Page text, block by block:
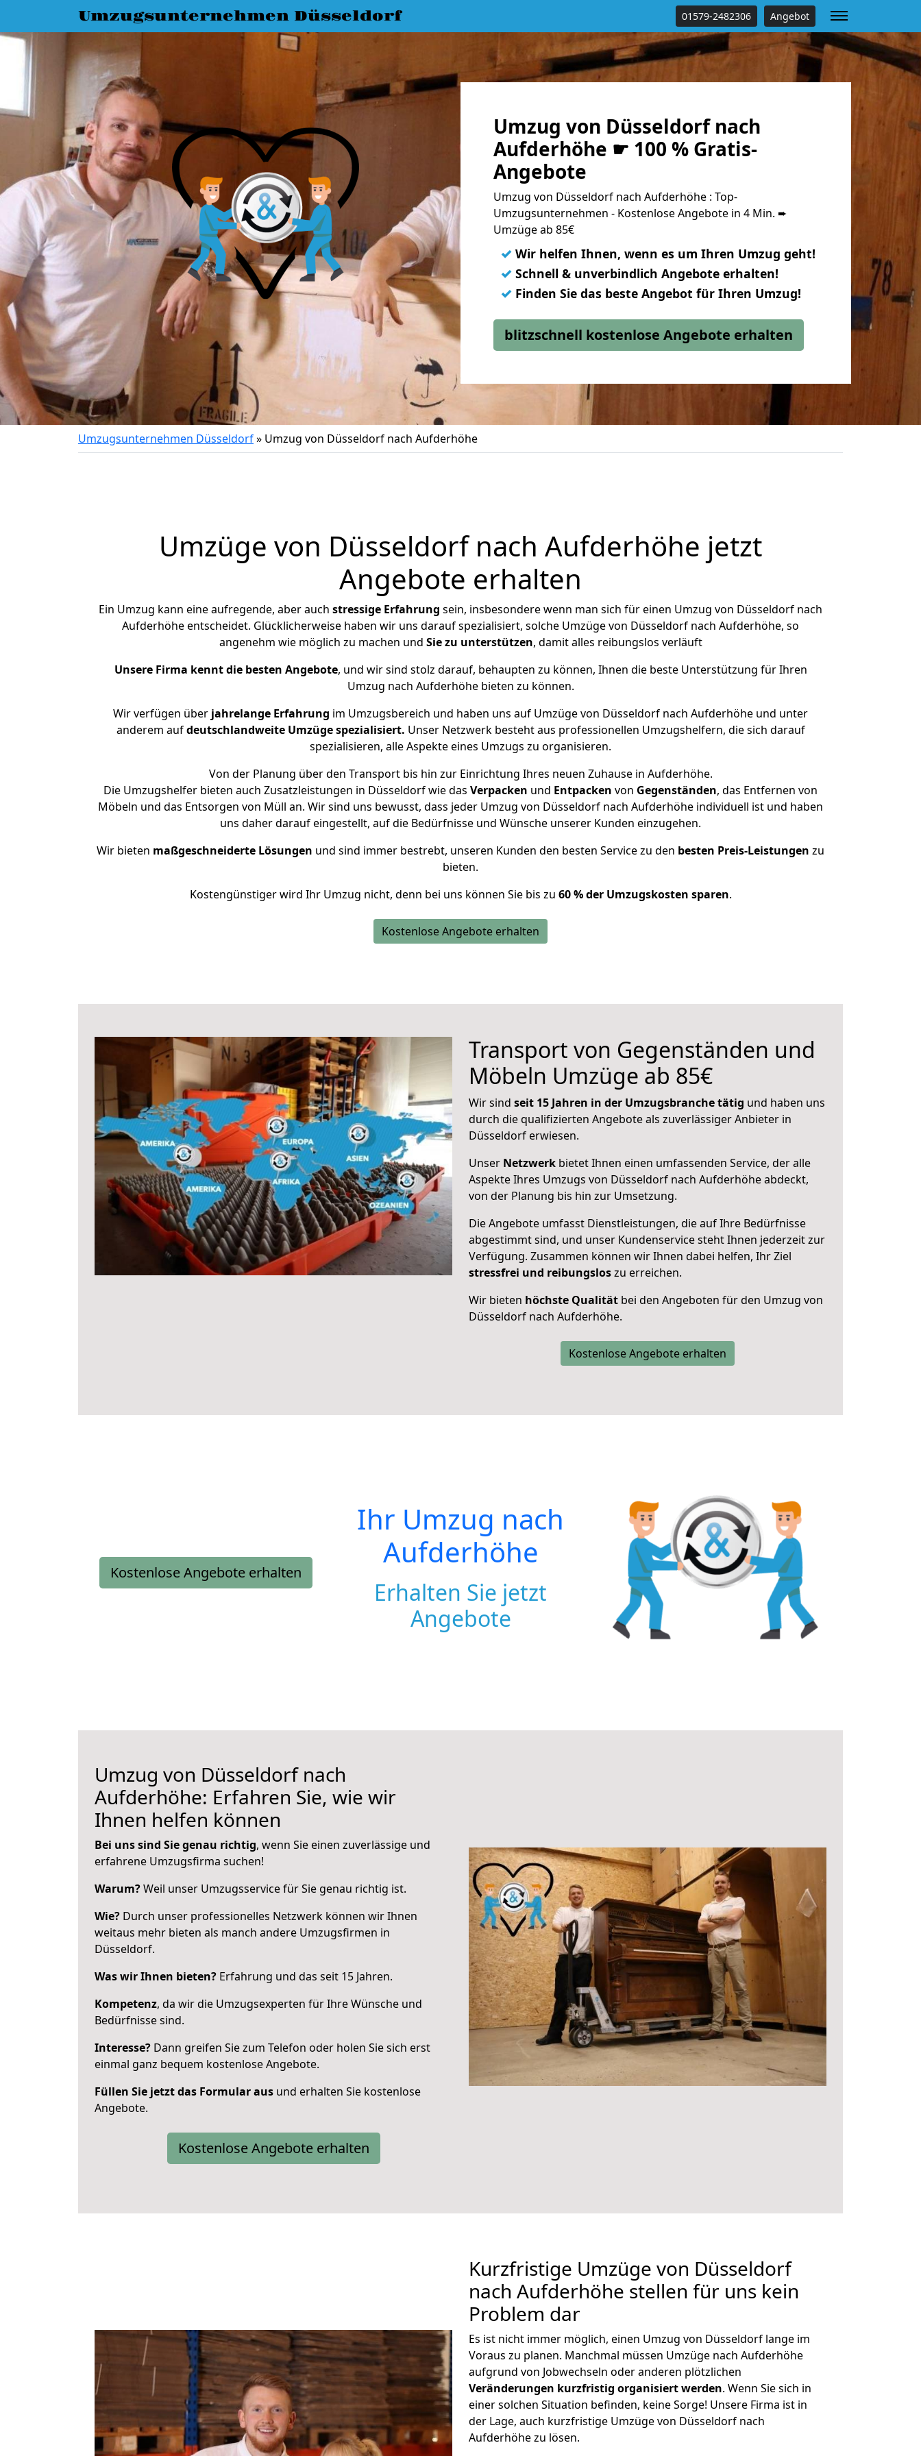
Umzugsunternehmen Düsseldorf 01579-2482306 Angebot
Umzug von Düsseldorf nach
Aufderhöhe ☛ 100 % Gratis-
Angebote
Umzug von Düsseldorf nach Aufderhöhe : Top-
Umzugsunternehmen - Kostenlose Angebote in 4 Min. ➨
Umzüge ab 85€
✓ Wir helfen Ihnen, wenn es um Ihren Umzug geht!
✓ Schnell & unverbindlich Angebote erhalten!
✓ Finden Sie das beste Angebot für Ihren Umzug!
blitzschnell kostenlose Angebote erhalten
Umzugsunternehmen Düsseldorf» Umzug von Düsseldorf nach Aufderhöhe
Umzüge von Düsseldorf nach Aufderhöhe jetzt
Angebote erhalten
Ein Umzug kann eine aufregende, aber auch stressige Erfahrung sein, insbesondere wenn man sich für einen Umzug von Düsseldorf nach
Aufderhöhe entscheidet. Glücklicherweise haben wir uns darauf spezialisiert, solche Umzüge von Düsseldorf nach Aufderhöhe, so
angenehm wie möglich zu machen und Sie zu unterstützen, damit alles reibungslos verläuft
Unsere Firma kennt die besten Angebote, und wir sind stolz darauf, behaupten zu können, Ihnen die beste Unterstützung für Ihren
Umzug nach Aufderhöhe bieten zu können.
Wir verfügen über jahrelange Erfahrung im Umzugsbereich und haben uns auf Umzüge von Düsseldorf nach Aufderhöhe und unter
anderem aufdeutschlandweite Umzüge spezialisiert. Unser Netzwerk besteht aus professionellen Umzugshelfern, die sich darauf
spezialisieren, alle Aspekte eines Umzugs zu organisieren.
Von der Planung über den Transport bis hin zur Einrichtung Ihres neuen Zuhause in Aufderhöhe.
Die Umzugshelfer bieten auch Zusatzleistungen in Düsseldorf wie das Verpacken und Entpacken von Gegenständen, das Entfernen von
Möbeln und das Entsorgen von Müll an. Wir sind uns bewusst, dass jeder Umzug von Düsseldorf nach Aufderhöhe individuell ist und haben
uns daher darauf eingestellt, auf die Bedürfnisse und Wünsche unserer Kunden einzugehen.
Wir bieten maßgeschneiderte Lösungen und sind immer bestrebt, unseren Kunden den besten Service zu den besten Preis-Leistungen zu
bieten.
Kostengünstiger wird Ihr Umzug nicht, denn bei uns können Sie bis zu 60 % der Umzugskosten sparen.
Kostenlose Angebote erhalten
Transport von Gegenständen und
Möbeln Umzüge ab 85€
Wir sind seit 15 Jahren in der Umzugsbranche tätig und haben uns
durch die qualifizierten Angebote als zuverlässiger Anbieter in
Düsseldorf erwiesen.
Unser Netzwerk bietet Ihnen einen umfassenden Service, der alle
Aspekte Ihres Umzugs von Düsseldorf nach Aufderhöhe abdeckt,
von der Planung bis hin zur Umsetzung.
Die Angebote umfasst Dienstleistungen, die auf Ihre Bedürfnisse
abgestimmt sind, und unser Kundenservice steht Ihnen jederzeit zur
Verfügung. Zusammen können wir Ihnen dabei helfen, Ihr Ziel
stressfrei und reibungsloszu erreichen.
Wir bieten höchste Qualität bei den Angeboten für den Umzug von
Düsseldorf nach Aufderhöhe.
Kostenlose Angebote erhalten
Kostenlose Angebote erhalten
Ihr Umzug nach
Aufderhöhe
Erhalten Sie jetzt
Angebote
Umzug von Düsseldorf nach
Aufderhöhe: Erfahren Sie, wie wir
Ihnen helfen können
Bei uns sind Sie genau richtig, wenn Sie einen zuverlässige und
erfahrene Umzugsfirma suchen!
Warum?Weil unser Umzugsservice für Sie genau richtig ist.
Wie? Durch unser professionelles Netzwerk können wir Ihnen
weitaus mehr bieten als manch andere Umzugsfirmen in
Düsseldorf.
Was wir Ihnen bieten? Erfahrung und das seit 15 Jahren.
Kompetenz, da wir die Umzugsexperten für Ihre Wünsche und
Bedürfnisse sind.
Interesse? Dann greifen Sie zum Telefon oder holen Sie sich erst
einmal ganz bequem kostenlose Angebote.
Füllen Sie jetzt das Formular aus und erhalten Sie kostenlose
Angebote.
Kostenlose Angebote erhalten
Kurzfristige Umzüge von Düsseldorf
nach Aufderhöhe stellen für uns kein
Problem dar
Es ist nicht immer möglich, einen Umzug von Düsseldorf lange im
Voraus zu planen. Manchmal müssen Umzüge nach Aufderhöhe
aufgrund von Jobwechseln oder anderen plötzlichen
Veränderungen kurzfristig organisiert werden. Wenn Sie sich in
einer solchen Situation befinden, keine Sorge! Unsere Firma ist in
der Lage, auch kurzfristige Umzüge von Düsseldorf nach
Aufderhöhe zu lösen.